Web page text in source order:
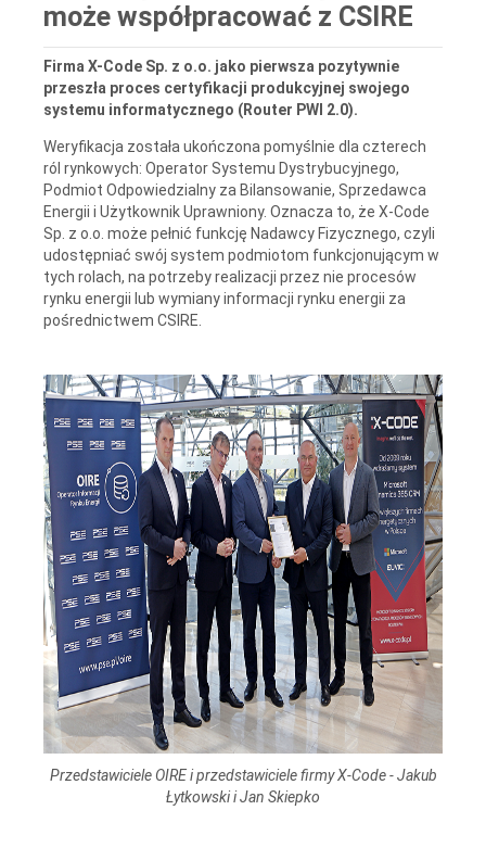
może współpracować z CSIRE
Firma X-Code Sp. z o.o. jako pierwsza pozytywnie
przeszła proces certyfikacji produkcyjnej swojego
systemu informatycznego (Router PWI 2.0).
Weryfikacja została ukończona pomyślnie dla czterech
ról rynkowych: Operator Systemu Dystrybucyjnego,
Podmiot Odpowiedzialny za Bilansowanie, Sprzedawca
Energii i Użytkownik Uprawniony. Oznacza to, że X-Code
Sp. z o.o. może pełnić funkcję Nadawcy Fizycznego, czyli
udostępniać swój system podmiotom funkcjonującym w
tych rolach, na potrzeby realizacji przez nie procesów
rynku energii lub wymiany informacji rynku energii za
pośrednictwem CSIRE.
Przedstawiciele OIRE i przedstawiciele firmy X-Code - Jakub
Łytkowski i Jan Skiepko